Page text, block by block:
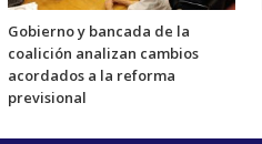
Gobierno y bancada de la
coalición analizan cambios
acordados a la reforma
previsional